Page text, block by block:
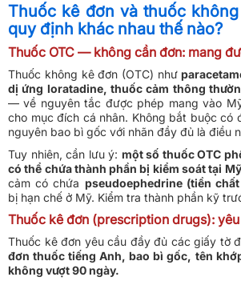
Thuốc kê đơn và thuốc
quy định khác nhau thế nào?
Thuốc OTC — không cần đơn: mang
Thuốc không kê đơn (OTC) như
dị ứng loratadine, thuốc cảm thông
— về nguyên tắc được phép mang vào
cho mục đích cá nhân. Không bắt buộc có
nguyên bao bì gốc với nhãn đầy đủ là điều
Tuy nhiên, cần lưu ý: một số thuốc OTC
có thể chứa thành phần bị kiểm soát tại Mỹ
cảm có chứa pseudoephedrine (tiền
bị hạn chế ở Mỹ. Kiểm tra thành phần kỹ
Thuốc kê đơn (prescription drugs):
Thuốc kê đơn yêu cầu đầy đủ các giấy tờ
đơn thuốc tiếng Anh, bao bì gốc, tên
không vượt 90 ngày.